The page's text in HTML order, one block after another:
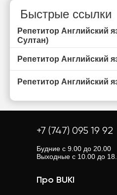
Быстрые ссылки
Репетитор Английский
Султан)
Репетитор Английский
Репетитор Английский
+7 (747) 095 19 92
Будние с 9.00 до 20.00
Выходные с 10.00 до
Про BUKI